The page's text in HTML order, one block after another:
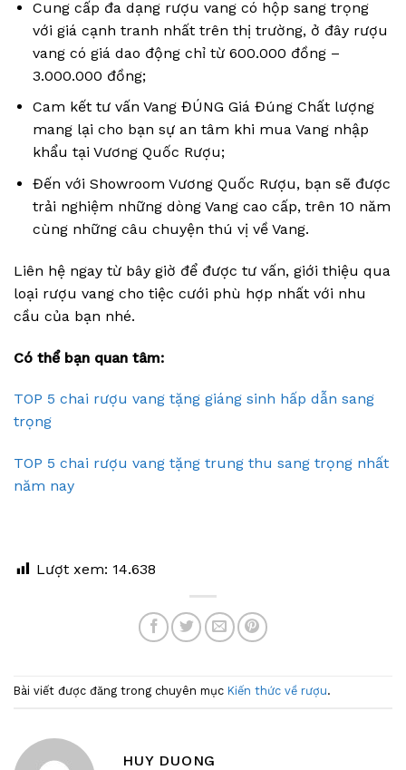
Cung cấp đa dạng rượu vang có hộp sang trọng
với giá cạnh tranh nhất trên thị trường, ở đây rượu
vang có giá dao động chỉ từ 600.000 đồng –
3.000.000 đồng;
Cam kết tư vấn Vang ĐÚNG Giá Đúng Chất lượng
mang lại cho bạn sự an tâm khi mua Vang nhập
khẩu tại Vương Quốc Rượu;
Đến với Showroom Vương Quốc Rượu, bạn sẽ được
trải nghiệm những dòng Vang cao cấp, trên 10 năm
cùng những câu chuyện thú vị về Vang.
Liên hệ ngay từ bây giờ để được tư vấn, giới thiệu qua
loại rượu vang cho tiệc cưới phù hợp nhất với nhu
cầu của bạn nhé.
Có thể bạn quan tâm:
TOP 5 chai rượu vang tặng giáng sinh hấp dẫn sang
trọng
TOP 5 chai rượu vang tặng trung thu sang trọng nhất
năm nay
Lượt xem: 14.638
Bài viết được đăng trong chuyên mục Kiến thức về rượu.
HUY DUONG